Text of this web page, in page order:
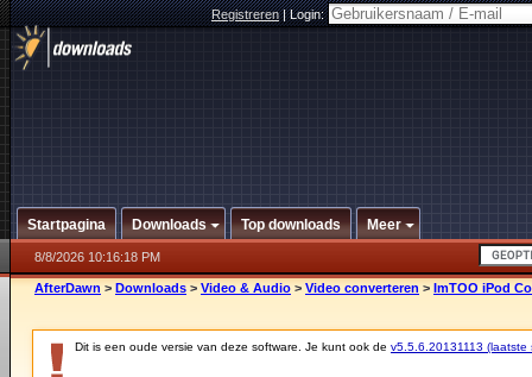
Registreren|Login:
Startpagina Downloads Top downloads Meer
8/8/2026 10:16:18 PM
AfterDawn > Downloads > Video & Audio > Video converteren > ImTOO iPod
Dit is een oude versie van deze software. Je kunt ook de v5.5.6.20131113 (laatste